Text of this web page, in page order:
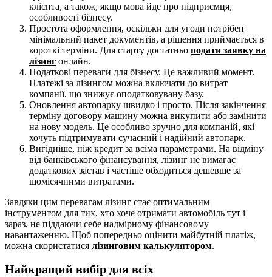
клієнта, а також, якщо мова йде про підприємця,
особливості бізнесу.
Простота оформлення, оскільки для угоди потрібен
мінімальний пакет документів, а рішення приймається в
короткі терміни. Для старту достатньо подати заявку на
лізинг онлайн.
Податкові переваги для бізнесу. Це важливий момент.
Платежі за лізингом можна включати до витрат
компанії, що знижує оподатковувану базу.
Оновлення автопарку швидко і просто. Після закінчення
терміну договору машину можна викупити або замінити
на нову модель. Це особливо зручно для компаній, які
хочуть підтримувати сучасний і надійний автопарк.
Вигідніше, ніж кредит за всіма параметрами. На відміну
від банківського фінансування, лізинг не вимагає
додаткових застав і частіше обходиться дешевше за
щомісячними витратами.
Завдяки цим перевагам лізинг стає оптимальним
інструментом для тих, хто хоче отримати автомобіль тут і
зараз, не піддаючи себе надмірному фінансовому
навантаженню. Щоб попередньо оцінити майбутній платіж,
можна скористатися лізинговим калькулятором.
Найкращий вибір для всіх